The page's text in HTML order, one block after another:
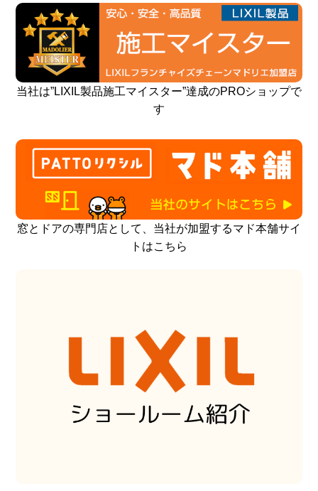
当社は”LIXIL製品施工マイスター”達成のPROショップで
す
窓とドアの専門店として、当社が加盟するマド本舗サイ
トはこちら